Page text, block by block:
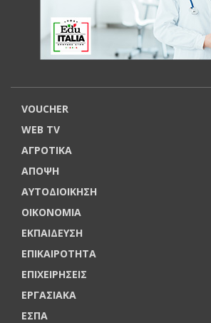
VOUCHER
WEB TV
ΑΓΡΟΤΙΚΑ
ΑΠΟΨΗ
ΑΥΤΟΔΙΟΙΚΗΣΗ
ΟΙΚΟΝΟΜΙΑ
ΕΚΠΑΙΔΕΥΣΗ
ΕΠΙΚΑΙΡΟΤΗΤΑ
ΕΠΙΧΕΙΡΗΣΕΙΣ
ΕΡΓΑΣΙΑΚΑ
ΕΣΠΑ